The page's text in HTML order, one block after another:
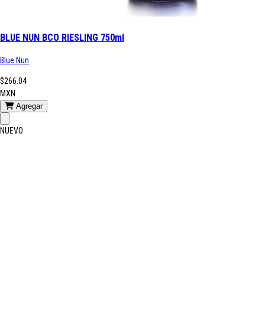
BLUE NUN BCO RIESLING 750ml
Blue Nun
$266.04
MXN
Agregar
NUEVO